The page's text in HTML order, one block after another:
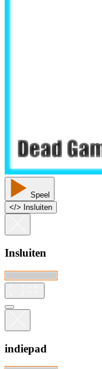
Speel
</> Insluiten
Insluiten
indiepad